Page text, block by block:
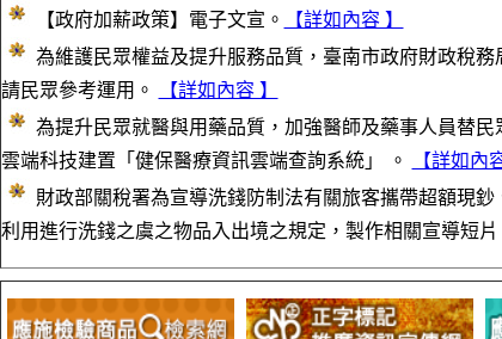
【政府加薪政策】電子文宣。
【詳如內容 】
為維護民眾權益及提升服務品質，臺南市政府財政稅
請民眾參考運用。
【詳如內容 】
為提升民眾就醫與用藥品質，加強醫師及藥事人員替民
雲端科技建置「健保醫療資訊雲端查詢系統」 。
【詳如內
財政部關稅署為宣導洗錢防制法有關旅客攜帶超額現
利用進行洗錢之虞之物品入出境之規定，製作相關宣導短片